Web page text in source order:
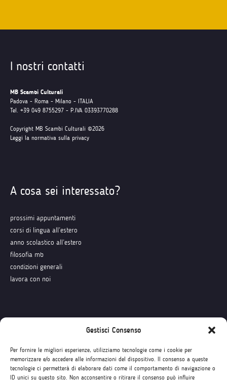
Gestisci Consenso
Per fornire le migliori esperienze, utilizziamo tecnologie come i cookie per
memorizzare e/o accedere alle informazioni del dispositivo. Il consenso a queste
tecnologie ci permetterà di elaborare dati come il comportamento di navigazione o
ID unici su questo sito. Non acconsentire o ritirare il consenso può influire
I nostri contatti
MB Scambi Culturali
Padova - Roma - Milano - ITALIA
Tel. +39 049 8755297 - P.IVA 03393770288
Copyright MB Scambi Culturali ©2026
Leggi la normativa sulla privacy
A cosa sei interessato?
prossimi appuntamenti
corsi di lingua all’estero
anno scolastico all’estero
filosofia mb
condizioni generali
lavora con noi